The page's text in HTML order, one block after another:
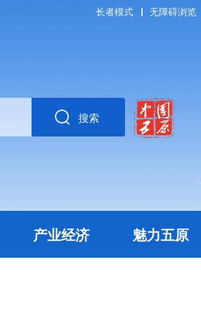
长者模式 无障碍浏览
搜索
产业经济 魅力五原